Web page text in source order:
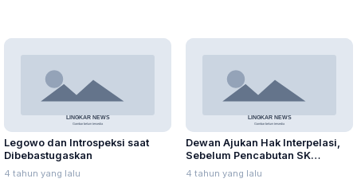
Legowo dan Introspeksi saat
Dibebastugaskan
4 tahun yang lalu
Dewan Ajukan Hak Interpelasi,
Sebelum Pencabutan SK
Pembebastugasan Sementara
Sekda Jepara
4 tahun yang lalu